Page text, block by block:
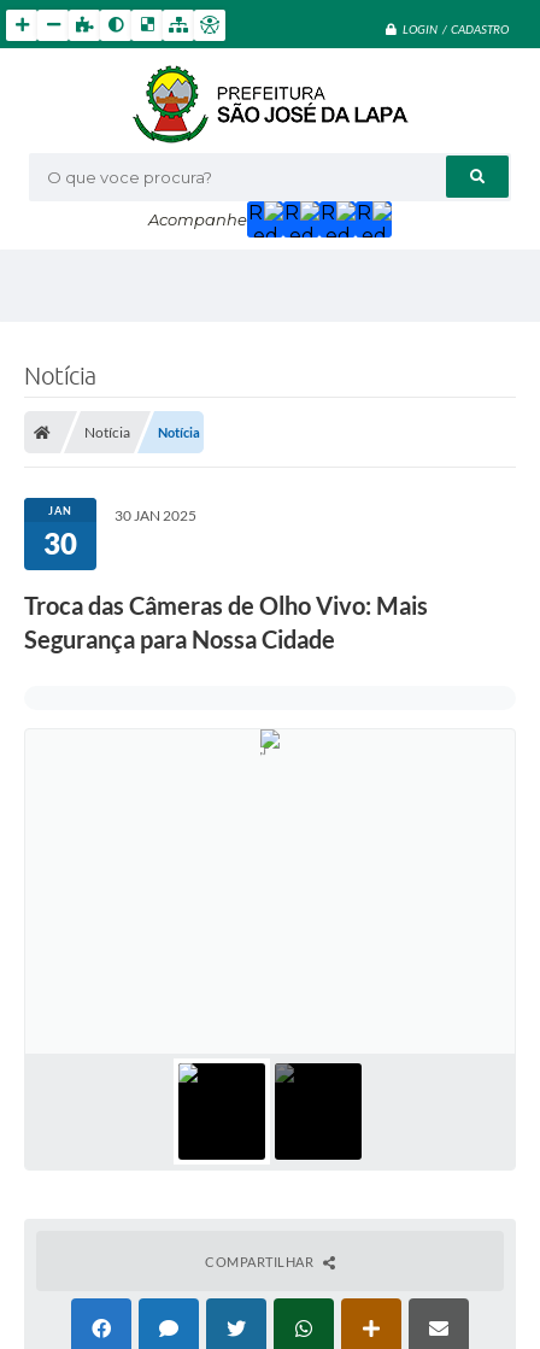
LOGIN / CADASTRO
O que voce procura?
Acompanhe
Notícia
Notícia Notícia
JAN
30
30 JAN 2025
Troca das Câmeras de Olho Vivo: Mais
Segurança para Nossa Cidade
COMPARTILHAR